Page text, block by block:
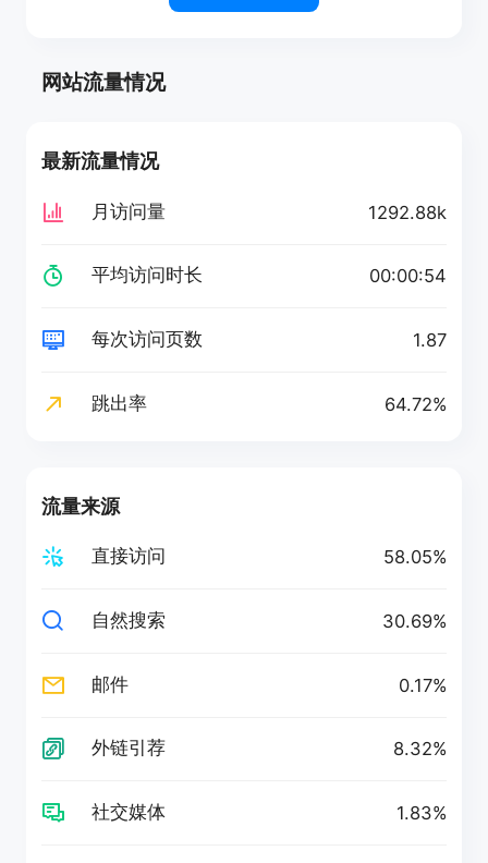
网站流量情况
最新流量情况
月访问量 1292.88k
平均访问时长 00:00:54
每次访问页数 1.87
跳出率 64.72%
流量来源
直接访问 58.05%
自然搜索 30.69%
邮件 0.17%
外链引荐 8.32%
社交媒体 1.83%